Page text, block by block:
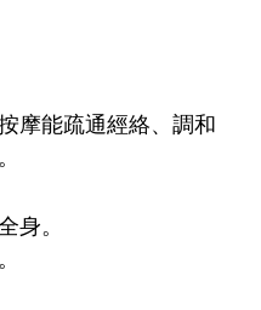
摩能疏通經絡、調和
身。